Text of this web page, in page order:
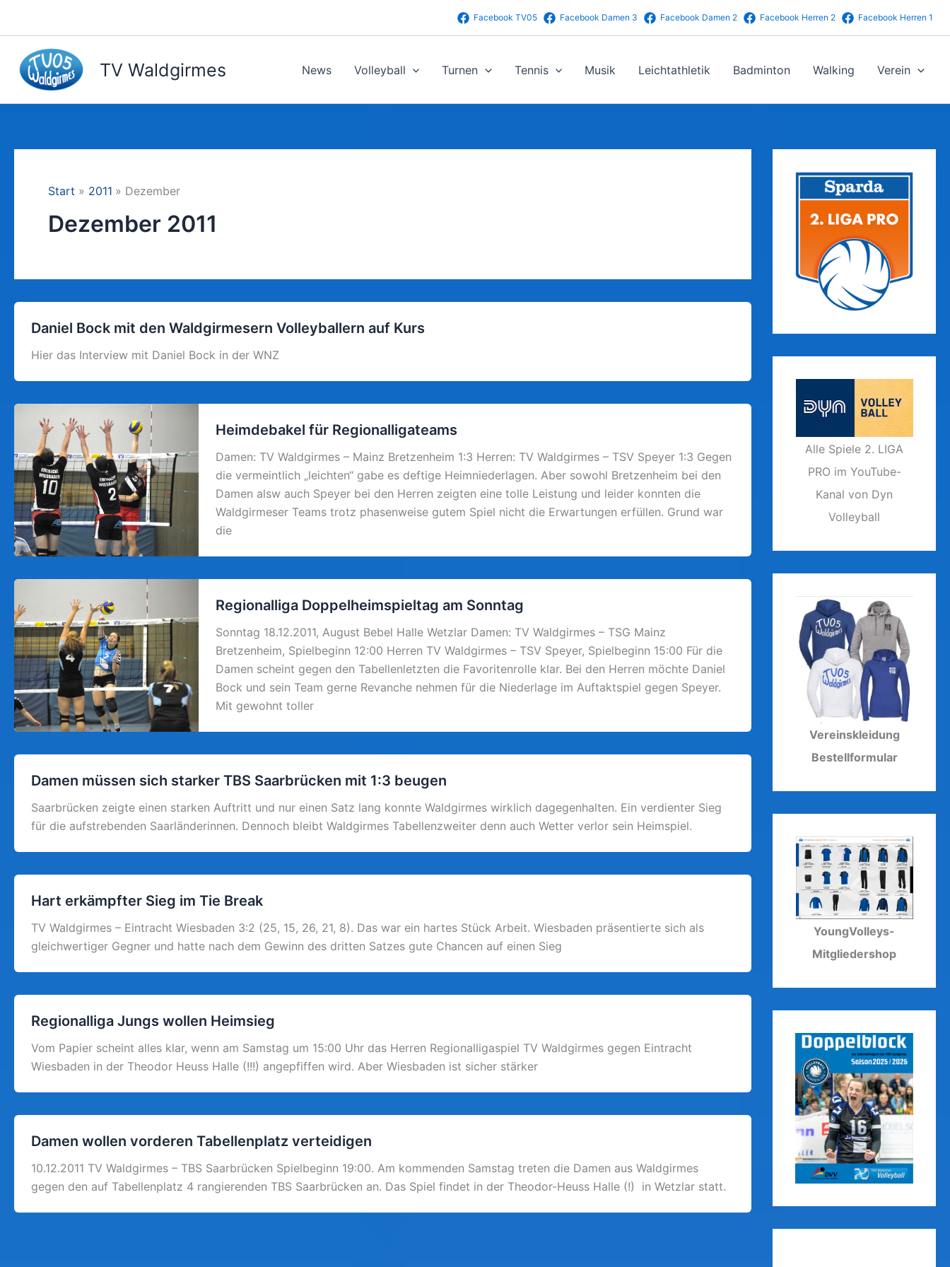
springen
Facebook TV05 Facebook Damen 3 Facebook Damen 2 Facebook Herren 2 Facebook Herren 1
TV Waldgirmes News Volleyball Turnen Tennis Musik Leichtathletik Badminton Walking Verein
Start 2011 Dezember
Dezember 2011
Daniel Bock mit den Waldgirmesern Volleyballern auf Kurs
Hier das Interview mit Daniel Bock in der WNZ
Heimdebakel für Regionalligateams
Damen: TV Waldgirmes – Mainz Bretzenheim 1:3 Herren: TV Waldgirmes – TSV Speyer 1:3 Gegen
die vermeintlich „leichten“ gabe es deftige Heimniederlagen. Aber sowohl Bretzenheim bei den
Damen alsw auch Speyer bei den Herren zeigten eine tolle Leistung und leider konnten die
Waldgirmeser Teams trotz phasenweise gutem Spiel nicht die Erwartungen erfüllen. Grund war
die
Regionalliga Doppelheimspieltag am Sonntag
Sonntag 18.12.2011, August Bebel Halle Wetzlar Damen: TV Waldgirmes – TSG Mainz
Bretzenheim, Spielbeginn 12:00 Herren TV Waldgirmes – TSV Speyer, Spielbeginn 15:00 Für die
Damen scheint gegen den Tabellenletzten die Favoritenrolle klar. Bei den Herren möchte Daniel
Bock und sein Team gerne Revanche nehmen für die Niederlage im Auftaktspiel gegen Speyer.
Mit gewohnt toller
Damen müssen sich starker TBS Saarbrücken mit 1:3 beugen
Saarbrücken zeigte einen starken Auftritt und nur einen Satz lang konnte Waldgirmes wirklich dagegenhalten. Ein verdienter Sieg
für die aufstrebenden Saarländerinnen. Dennoch bleibt Waldgirmes Tabellenzweiter denn auch Wetter verlor sein Heimspiel.
Hart erkämpfter Sieg im Tie Break
TV Waldgirmes – Eintracht Wiesbaden 3:2 (25, 15, 26, 21, 8). Das war ein hartes Stück Arbeit. Wiesbaden präsentierte sich als
gleichwertiger Gegner und hatte nach dem Gewinn des dritten Satzes gute Chancen auf einen Sieg
Regionalliga Jungs wollen Heimsieg
Vom Papier scheint alles klar, wenn am Samstag um 15:00 Uhr das Herren Regionalligaspiel TV Waldgirmes gegen Eintracht
Wiesbaden in der Theodor Heuss Halle (!!!) angepfiffen wird. Aber Wiesbaden ist sicher stärker
Damen wollen vorderen Tabellenplatz verteidigen
10.12.2011 TV Waldgirmes – TBS Saarbrücken Spielbeginn 19:00. Am kommenden Samstag treten die Damen aus Waldgirmes
gegen den auf Tabellenplatz 4 rangierenden TBS Saarbrücken an. Das Spiel findet in der Theodor-Heuss Halle (!) in Wetzlar statt.
Alle Spiele 2. LIGA
PRO im YouTube-
Kanal von Dyn
Volleyball
Vereinskleidung
Bestellformular
YoungVolleys-
Mitgliedershop